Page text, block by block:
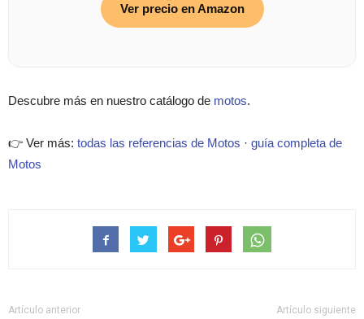
Ver precio en Amazon
Descubre más en nuestro catálogo de motos.
👉 Ver más: todas las referencias de Motos · guía completa de
Motos
Artículo anterior Artículo siguiente